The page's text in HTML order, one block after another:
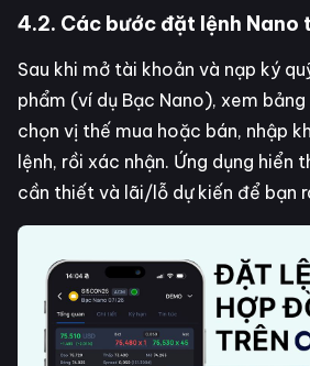
4.2. Các bước đặt lệnh Nano
Sau khi mở tài khoản và nạp ký
phẩm (ví dụ Bạc Nano), xem
chọn vị thế mua hoặc bán, nhập
lệnh, rồi xác nhận. Ứng dụng hiển
cần thiết và lãi/lỗ dự kiến để bạn